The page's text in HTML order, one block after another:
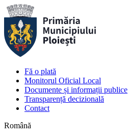
Fă o plată
Monitorul Oficial Local
Documente și informații publice
Transparență decizională
Contact
Română